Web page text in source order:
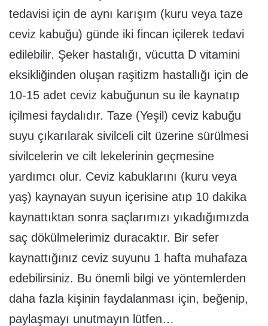
tedavisi için de aynı karışım (kuru veya taze
ceviz kabuğu) günde iki fincan içilerek tedavi
edilebilir. Şeker hastalığı, vücutta D vitamini
eksikliğinden oluşan raşitizm hastallığı için de
10-15 adet ceviz kabuğunun su ile kaynatıp
içilmesi faydalıdır. Taze (Yeşil) ceviz kabuğu
suyu çıkarılarak sivilceli cilt üzerine sürülmesi
sivilcelerin ve cilt lekelerinin geçmesine
yardımcı olur. Ceviz kabuklarını (kuru veya
yaş) kaynayan suyun içerisine atıp 10 dakika
kaynattıktan sonra saçlarımızı yıkadığımızda
saç dökülmelerimiz duracaktır. Bir sefer
kaynattığınız ceviz suyunu 1 hafta muhafaza
edebilirsiniz. Bu önemli bilgi ve yöntemlerden
daha fazla kişinin faydalanması için, beğenip,
paylaşmayı unutmayın lütfen…